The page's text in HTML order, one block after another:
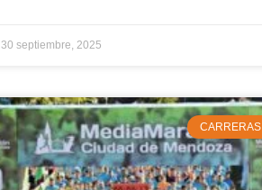
30 septiembre, 2025
CARRERAS